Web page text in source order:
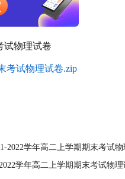
试物理试卷
考试物理试卷.zip
2022学年高二上学期期末考试
学年高二上学期期末考试物